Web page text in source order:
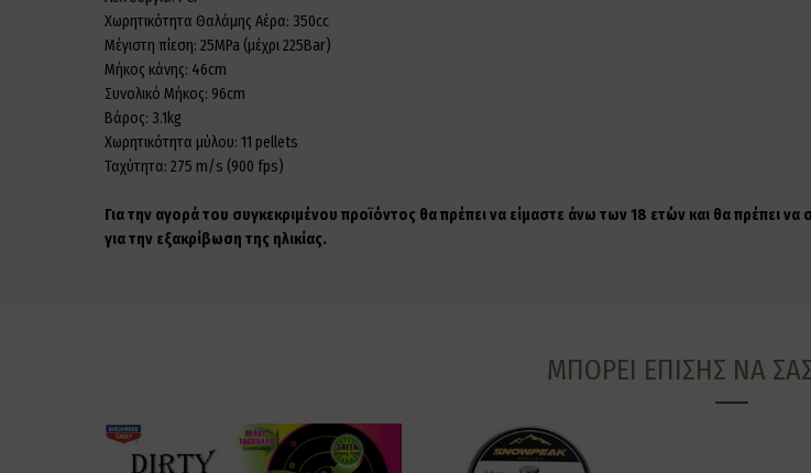
Χωρητικότητα Θαλάμης Αέρα: 350cc
Μέγιστη πίεση: 25MPa (μέχρι 225Bar)
Μήκος κάνης: 46cm
Συνολικό Μήκος: 96cm
Βάρος: 3.1kg
Χωρητικότητα μύλου: 11 pellets
Ταχύτητα: 275 m/s (900 fps)
Για την αγορά του συγκεκριμένου προϊόντος θα πρέπει να είμαστε άνω των 18 ετών και θα πρέπει
για την εξακρίβωση της ηλικίας.
ΜΠΟΡΕΊ ΕΠΊΣΗΣ ΝΑ